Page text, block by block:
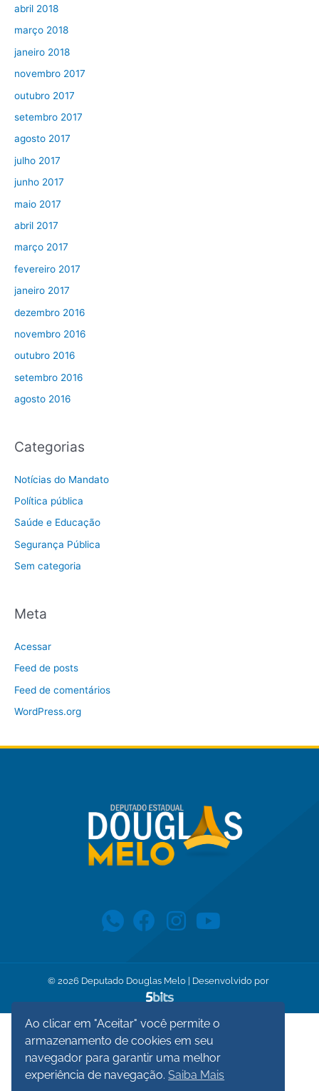
abril 2018
março 2018
janeiro 2018
novembro 2017
outubro 2017
setembro 2017
agosto 2017
julho 2017
junho 2017
maio 2017
abril 2017
março 2017
fevereiro 2017
janeiro 2017
dezembro 2016
novembro 2016
outubro 2016
setembro 2016
agosto 2016
Categorias
Notícias do Mandato
Política pública
Saúde e Educação
Segurança Pública
Sem categoria
Meta
Acessar
Feed de posts
Feed de comentários
WordPress.org
© 2026 Deputado Douglas Melo | Desenvolvido por
Ao clicar em "Aceitar" você permite o
armazenamento de cookies em seu
navegador para garantir uma melhor
experiência de navegação.Saiba Mais